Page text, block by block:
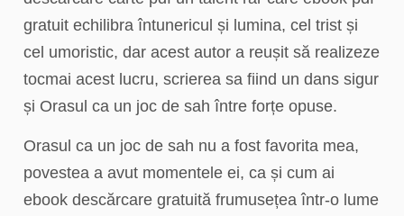
gratuit echilibra întunericul și lumina, cel trist și
cel umoristic, dar acest autor a reușit să realizeze
tocmai acest lucru, scrierea sa fiind un dans sigur
și Orasul ca un joc de sah între forțe opuse.
Orasul ca un joc de sah nu a fost favorita mea,
povestea a avut momentele ei, ca și cum ai
ebook descărcare gratuită frumusețea într-o lume